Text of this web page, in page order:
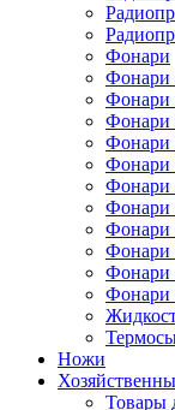
Фонари
Фонари
Фонари
Фонари
Фонари
Фонари
Фонари
Фонари
Фонари
Фонари
Фонари
Ножи
Товары